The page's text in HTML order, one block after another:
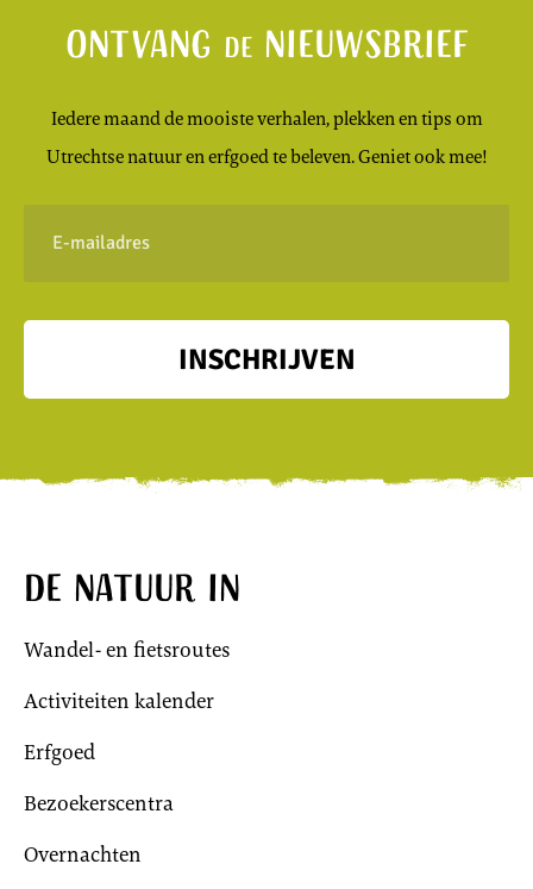
Ontvang denieuwsbrief
Iedere maand de mooiste verhalen, plekken en tips om
Utrechtse natuur en erfgoed te beleven. Geniet ook mee!
mailadres
INSCHRIJVEN
De natuur in
Wandel- en fietsroutes
Activiteiten kalender
Erfgoed
Bezoekerscentra
Overnachten